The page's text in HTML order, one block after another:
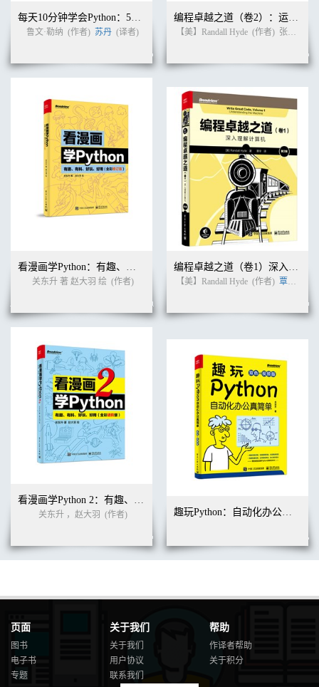
鲁文·勒纳 (作者) 苏丹 (译者) 【美】Randall Hyde (作者) 张益硕 等
关东升 著 赵大羽 绘 (作者) 【美】Randall Hyde (作者) 覃宇
关东升 ，赵大羽 (作者)
页面
图书
电子书
专题
关于我们
关于我们
用户协议
联系我们
帮助
作译者帮助
关于积分